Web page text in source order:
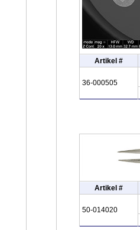
Artikel #
36-000505
Artikel #
50-014020